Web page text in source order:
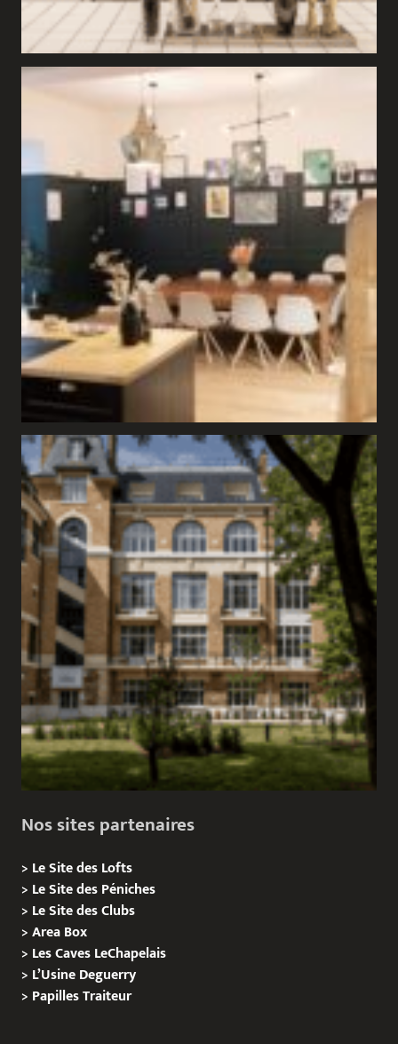
Nos sites partenaires
> Le Site des Lofts
> Le Site des Péniches
> Le Site des Clubs
>Area Box
> Les Caves LeChapelais
> L’Usine Deguerry
> PapillesTraiteur